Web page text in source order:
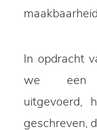
In opdracht
we een
uitgevoerd,
geschreven,